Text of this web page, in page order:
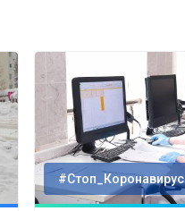
#Стоп_Коронавирус